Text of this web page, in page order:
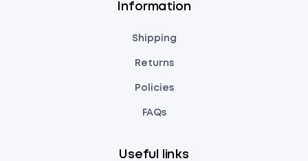
Information
Shipping
Returns
Policies
FAQs
Useful links